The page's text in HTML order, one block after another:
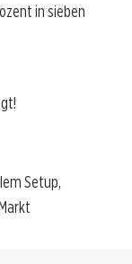
in sieben
Setup,